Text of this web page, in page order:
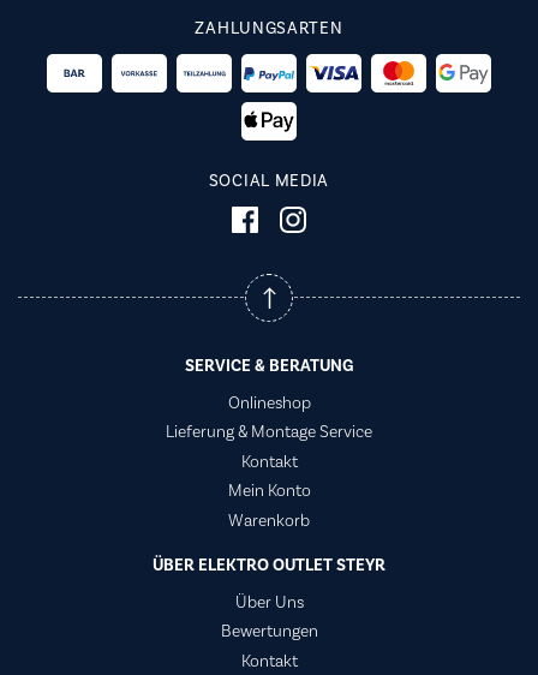
ZAHLUNGSARTEN
SOCIAL MEDIA
SERVICE & BERATUNG
Onlineshop
Lieferung & Montage Service
Kontakt
Mein Konto
Warenkorb
ÜBER ELEKTRO OUTLET STEYR
Über Uns
Bewertungen
Kontakt